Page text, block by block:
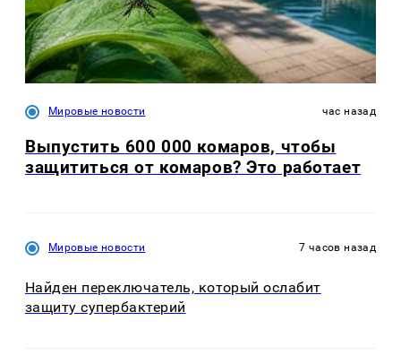
Мировые новости час назад
Выпустить 600 000 комаров, чтобы
защититься от комаров? Это работает
Мировые новости 7 часов назад
Найден переключатель, который ослабит
защиту супербактерий